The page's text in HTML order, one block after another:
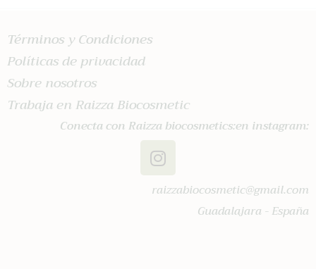
Términos y Condiciones
Políticas de privacidad
Sobre nosotros
Trabaja en Raizza Biocosmetic
Conecta con Raizza biocosmetics:en instagram:
raizzabiocosmetic@gmail.com
Guadalajara - España